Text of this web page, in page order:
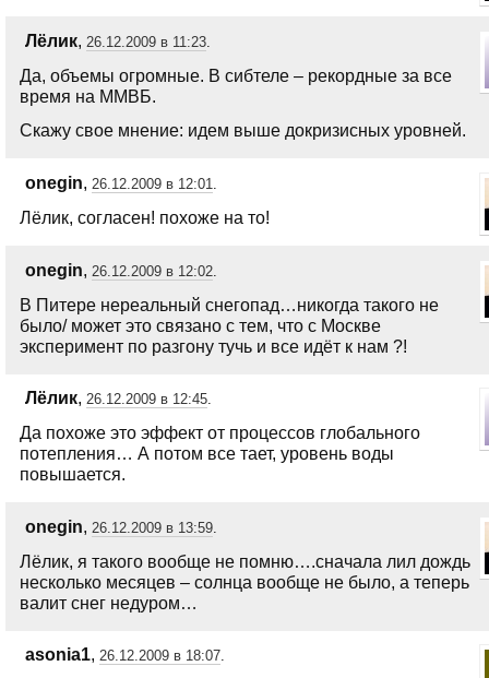
Лёлик, 26.12.2009 в 11:23.
Да, объемы огромные. В сибтеле – рекордные за все
время на ММВБ.
Скажу свое мнение: идем выше докризисных уровней.
onegin, 26.12.2009 в 12:01.
Лёлик, согласен! похоже на то!
onegin, 26.12.2009 в 12:02.
В Питере нереальный снегопад…никогда такого не
было/ может это связано с тем, что с Москве
эксперимент по разгону тучь и все идёт к нам ?!
Лёлик, 26.12.2009 в 12:45.
Да похоже это эффект от процессов глобального
потепления… А потом все тает, уровень воды
повышается.
onegin, 26.12.2009 в 13:59.
Лёлик, я такого вообще не помню….сначала лил дождь
несколько месяцев – солнца вообще не было, а теперь
валит снег недуром…
asonia1, 26.12.2009 в 18:07.